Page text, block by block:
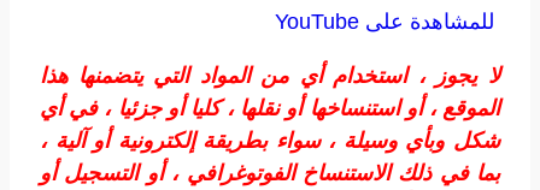
للمشاهدة على YouTube
لا يجوز ، استخدام أي من المواد التي يتضمنها هذا
الموقع ، أو استنساخها أو نقلها ، كليا أو جزئيا ، في أي
شكل وبأي وسيلة ، سواء بطريقة إلكترونية أو آلية ،
بما في ذلك الاستنساخ الفوتوغرافي ، أو التسجيل أو